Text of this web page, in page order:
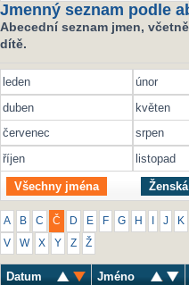
Jmenný seznam podle
Abecední seznam jmen,
dítě.
leden únor
duben
květen
červenec
srpen
říjen
listopad
Všechny jména
A B C Č D E F G H J K
V W X Y Z Ž
Datum Jméno